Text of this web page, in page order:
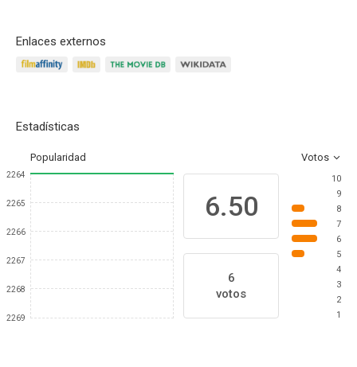
Enlaces externos
Estadísticas
Popularidad Votos
2264
2265
2266
2267
2268
2269
6.50
6
votos
10
9
8
7
6
5
4
3
2
1